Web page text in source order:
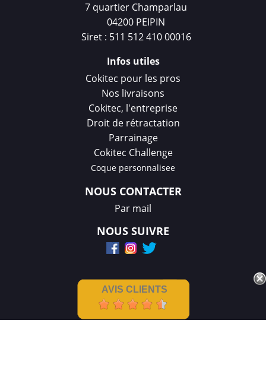
7 quartier Champarlau
04200 PEIPIN
Siret : 511 512 410 00016
Infos utiles
Cokitec pour les pros
Nos livraisons
Cokitec, l'entreprise
Droit de rétractation
Parrainage
Cokitec Challenge
Coque personnalisee
NOUS CONTACTER
Par mail
NOUS SUIVRE
AVIS CLIENTS